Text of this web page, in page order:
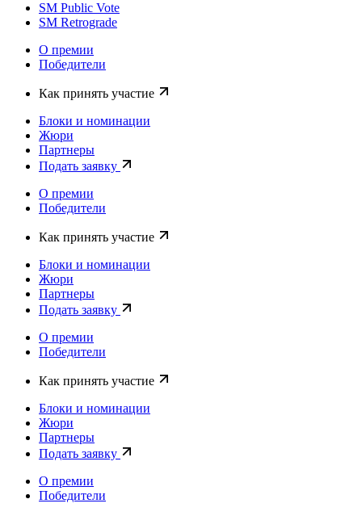
SM Public Vote
SM Retrograde
О премии
Победители
Как принять участие
Блоки и номинации
Жюри
Партнеры
Подать заявку
О премии
Победители
Как принять участие
Блоки и номинации
Жюри
Партнеры
Подать заявку
О премии
Победители
Как принять участие
Блоки и номинации
Жюри
Партнеры
Подать заявку
О премии
Победители